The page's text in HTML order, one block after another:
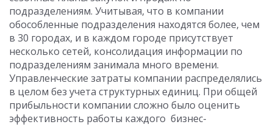
подразделениям. Учитывая, что в компании
обособленные подразделения находятся более, чем
в 30 городах, и в каждом городе присутствует
несколько сетей, консолидация информации по
подразделениям занимала много времени.
Управленческие затраты компании распределялись
в целом без учета структурных единиц. При общей
прибыльности компании сложно было оценить
эффективность работы каждого бизнес-